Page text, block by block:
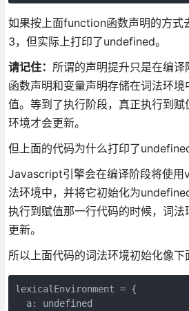
如果按上面function函数声明的方式
3，但实际上打印了undefined。
请记住： 所谓的声明提升只是在编
函数声明和变量声明存储在词法环
值。等到了执行阶段，真正执行到
环境才会更新。
但上面的代码为什么打印了
Javascript引擎会在编译阶段将使用
法环境中，并将它初始化为
执行到赋值那一行代码的时候，词
更新。
所以上面代码的词法环境初始化像下
lexicalEnvironment = {
  a: undefined